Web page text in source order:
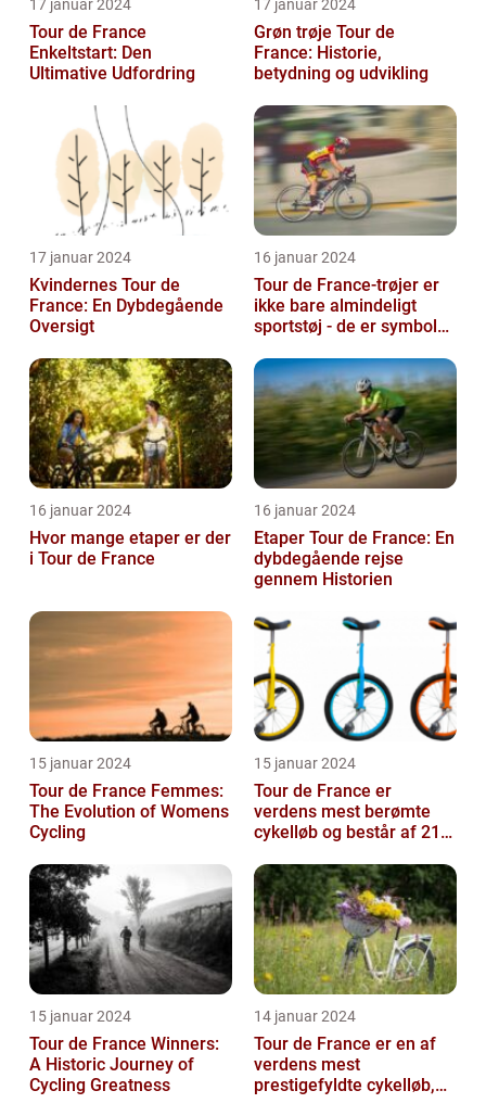
17 januar 2024
Tour de France
Enkeltstart: Den
Ultimative Udfordring
17 januar 2024
Grøn trøje Tour de
France: Historie,
betydning og udvikling
17 januar 2024
Kvindernes Tour de
France: En Dybdegående
Oversigt
16 januar 2024
Tour de France-trøjer er
ikke bare almindeligt
sportstøj - de er symboler
udholden...
16 januar 2024
Hvor mange etaper er der
i Tour de France
16 januar 2024
Etaper Tour de France: En
dybdegående rejse
gennem Historien
15 januar 2024
Tour de France Femmes:
The Evolution of Womens
Cycling
15 januar 2024
Tour de France er
verdens mest berømte
cykelløb og består af 21
15 januar 2024
Tour de France Winners:
A Historic Journey of
Cycling Greatness
14 januar 2024
Tour de France er en af
verdens mest
prestigefyldte cykelløb,